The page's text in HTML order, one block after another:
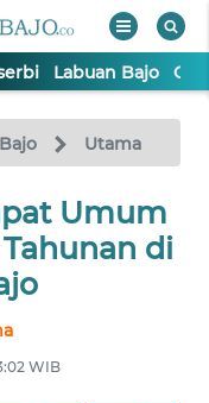
Labuan Bajo
Utama
Umum
di
WIB